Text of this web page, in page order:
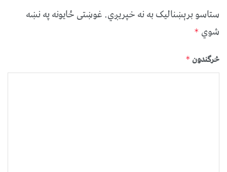
ستاسو برېښناليک به نه خپريږي.غوښتى ځایونه په نښه
شوي *
څرگندون *